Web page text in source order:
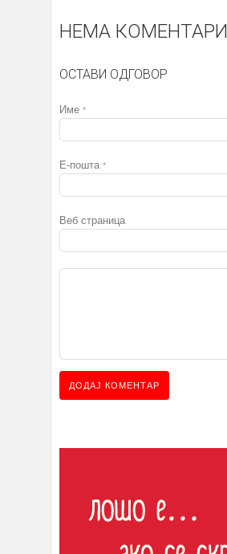
НЕМА КОМЕНТАРИ
ОСТАВИ ОДГОВОР
Име *
Е-пошта *
Веб страница